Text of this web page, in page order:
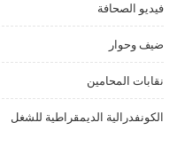
فيديو الصحافة
ضيف وحوار
نقابات المحامين
الكونفدرالية الديمقراطية للشغل